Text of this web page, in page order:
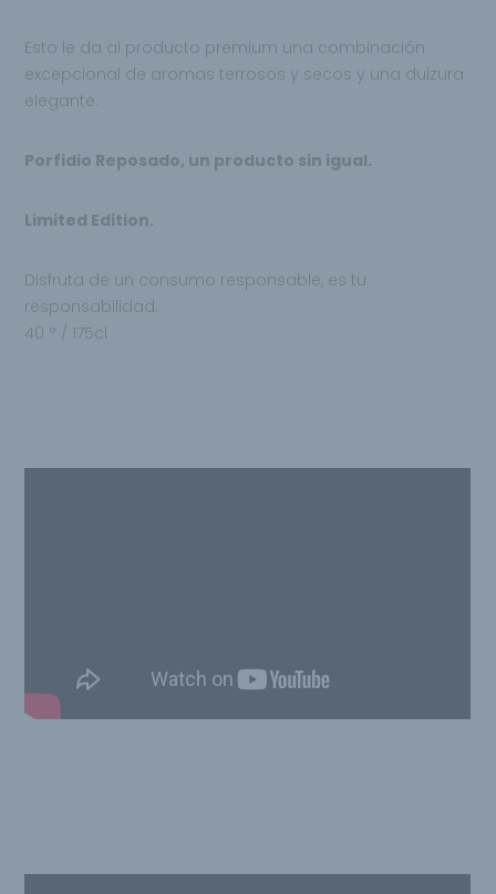
Esto le da al producto premium una combinación
excepcional de aromas terrosos y secos y una dulzura
elegante.
Porfidio Reposado, un producto sin igual.
Limited Edition.
Disfruta de un consumo responsable, es tu
responsabilidad.
40 ° / 175cl